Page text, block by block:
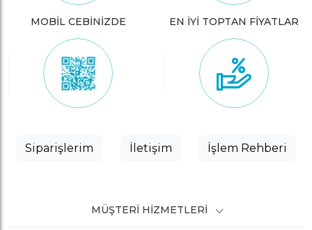
MOBİL CEBİNİZDE EN İYİ TOPTAN FİYATLAR
Siparişlerim İletişim İşlem Rehberi
MÜŞTERI HIZMETLERI